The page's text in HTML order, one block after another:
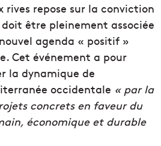
rives repose sur la conviction
être pleinement associée
agenda « positif »
Cet événement a pour
la dynamique de
occidentale « par la
concrets en faveur du
économique et durable